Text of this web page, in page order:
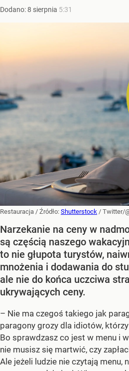
Dodano:8 sierpnia 5:31
Restauracja / Źródło: Shutterstock / Twitter/
Narzekanie na ceny w
są częścią naszego
to nie głupota turystów,
mnożenia i dodawania do
ale nie do końca uczciwa
ukrywających ceny.
– Nie ma czegoś takiego jak
paragony grozy dla idiotów,
Bo sprawdzasz co jest w menu i
nie musisz się martwić, czy
Ale jeżeli ludzie nie czytają menu,